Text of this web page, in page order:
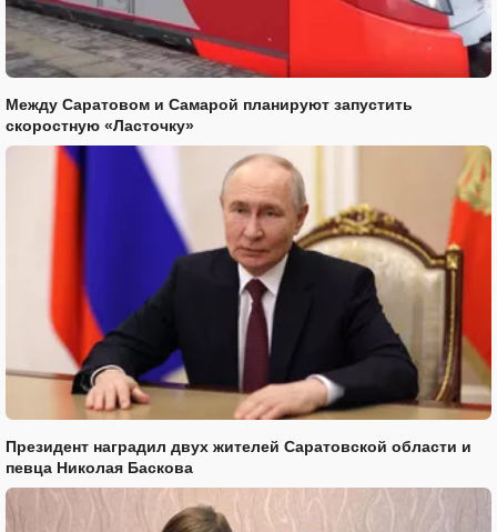
Между Саратовом и Самарой планируют запустить
скоростную «Ласточку»
Президент наградил двух жителей Саратовской области и
певца Николая Баскова